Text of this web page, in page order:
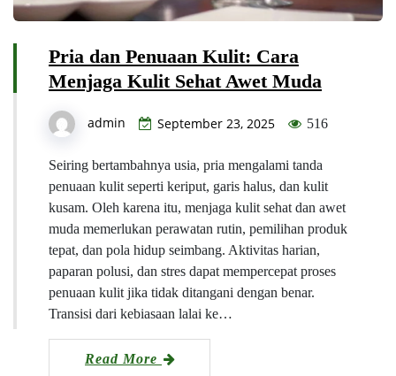
Pria dan Penuaan Kulit: Cara
Menjaga Kulit Sehat Awet Muda
admin September 23, 2025 516
Seiring bertambahnya usia, pria mengalami tanda
penuaan kulit seperti keriput, garis halus, dan kulit
kusam. Oleh karena itu, menjaga kulit sehat dan awet
muda memerlukan perawatan rutin, pemilihan produk
tepat, dan pola hidup seimbang. Aktivitas harian,
paparan polusi, dan stres dapat mempercepat proses
penuaan kulit jika tidak ditangani dengan benar.
Transisi dari kebiasaan lalai ke…
Read More